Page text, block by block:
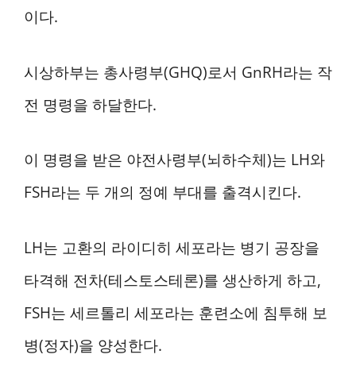
이다.
시상하부는 총사령부(GHQ)로서 GnRH라는 작
전 명령을 하달한다.
이 명령을 받은 야전사령부(뇌하수체)는 LH와
FSH라는 두 개의 정예 부대를 출격시킨다.
LH는 고환의 라이디히 세포라는 병기 공장을
타격해 전차(테스토스테론)를 생산하게 하고,
FSH는 세르톨리 세포라는 훈련소에 침투해 보
병(정자)을 양성한다.